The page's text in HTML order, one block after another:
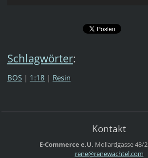
Schlagwörter:
BOS | 1:18 | Resin
Kontakt
E-Commerce e.U. Mollardgasse 48/2
rene@renewachtel.com